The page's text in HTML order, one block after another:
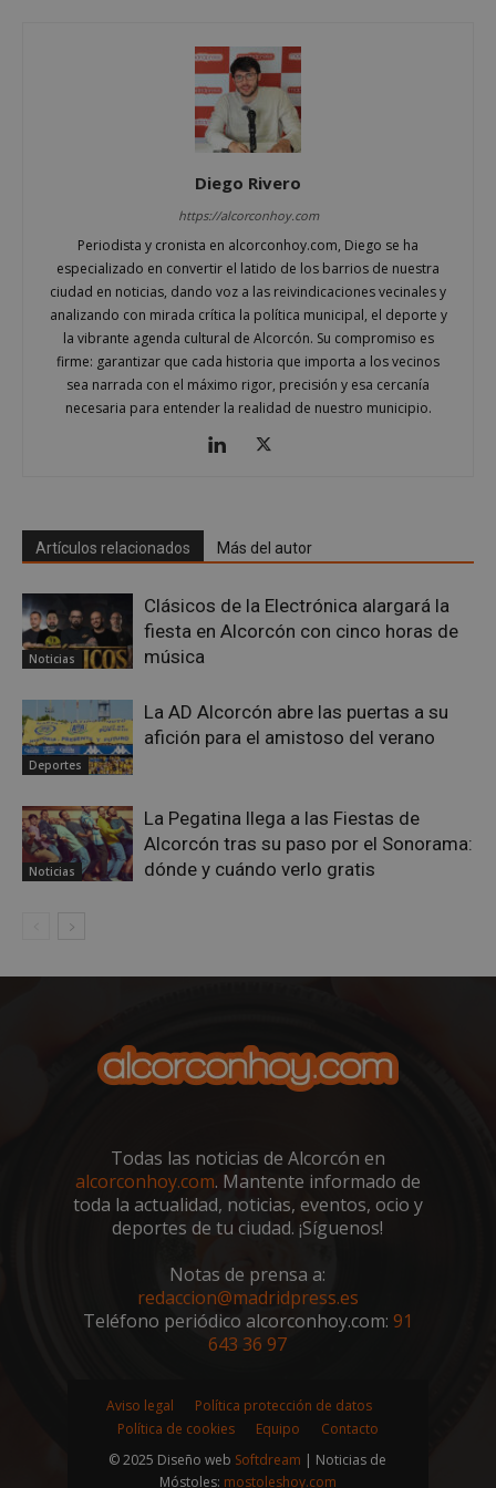
Diego Rivero
https://alcorconhoy.com
Periodista y cronista en alcorconhoy.com, Diego se ha
especializado en convertir el latido de los barrios de nuestra
ciudad en noticias, dando voz a las reivindicaciones vecinales y
analizando con mirada crítica la política municipal, el deporte y
la vibrante agenda cultural de Alcorcón. Su compromiso es
firme: garantizar que cada historia que importa a los vecinos
sea narrada con el máximo rigor, precisión y esa cercanía
necesaria para entender la realidad de nuestro municipio.
Artículos relacionados Más del autor
Noticias
Clásicos de la Electrónica alargará la
fiesta en Alcorcón con cinco horas de
música
Deportes
La AD Alcorcón abre las puertas a su
afición para el amistoso del verano
Noticias
La Pegatina llega a las Fiestas de
Alcorcón tras su paso por el Sonorama:
dónde y cuándo verlo gratis
Todas las noticias de Alcorcón en
alcorconhoy.com. Mantente informado de
toda la actualidad, noticias, eventos, ocio y
deportes de tu ciudad. ¡Síguenos!
Notas de prensa a:
redaccion@madridpress.es
Teléfono periódico alcorconhoy.com: 91
643 36 97
Aviso legal
Política protección de datos
Política de cookies
Equipo
Contacto
© 2025 Diseño web Softdream | Noticias de
Móstoles: mostoleshoy.com
Las cookies estrictamente necesarias permiten la
funcionalidad principal del sitio web, como el
inicio de sesión de usuario y la gestión de cuentas.
El sitio web no se puede utilizar correctamente sin
las cookies estrictamente necesarias.
PHPSESSID
PHP.net
alcorconhoy.com
Inc.
embed.bsky.app
sp_landing
Spotify Inc.
.spotify.com
.youtube.com
Privacy Policy